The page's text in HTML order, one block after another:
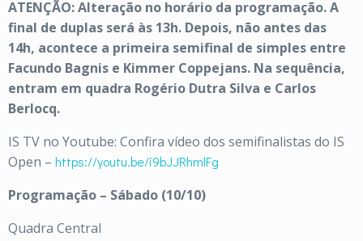
ATENÇÃO: Alteração no horário da programação. A
final de duplas será às 13h. Depois, não antes das
14h, acontece a primeira semifinal de simples entre
Facundo Bagnis e Kimmer Coppejans. Na sequência,
entram em quadra Rogério Dutra Silva e Carlos
Berlocq.
IS TV no Youtube: Confira vídeo dos semifinalistas do IS
Open – https://youtu.be/i9bJJRhmlFg
Programação – Sábado (10/10)
Quadra Central